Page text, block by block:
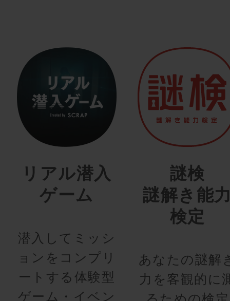
リアル潜入
ゲーム
潜入してミッシ
ョンをコンプリ
ートする体験型
ゲーム・イベン
謎検
謎解き能
検定
あなたの謎解
力を客観的に